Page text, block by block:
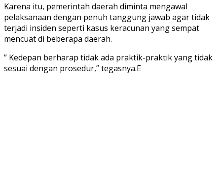
Karena itu, pemerintah daerah diminta mengawal
pelaksanaan dengan penuh tanggung jawab agar tidak
terjadi insiden seperti kasus keracunan yang sempat
mencuat di beberapa daerah.
” Kedepan berharap tidak ada praktik-praktik yang tidak
sesuai dengan prosedur,” tegasnya.E